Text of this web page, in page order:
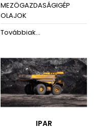
MEZÖGAZDASÁGIGÉP
OLAJOK
Továbbiak...
IPAR